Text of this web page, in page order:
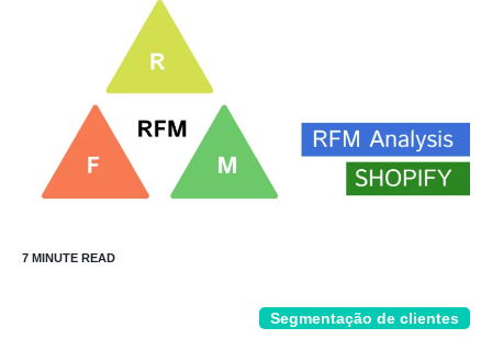
Segmentação de clientes